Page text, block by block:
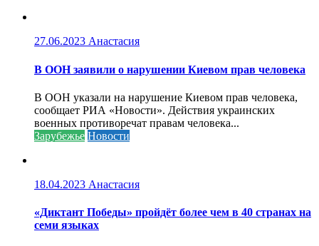
27.06.2023 Анастасия
В ООН заявили о нарушении Киевом прав человека
В ООН указали на нарушение Киевом прав человека,
сообщает РИА «Новости». Действия украинских
военных противоречат правам человека...
Зарубежье Новости
18.04.2023 Анастасия
«Диктант Победы» пройдёт более чем в 40 странах на
семи языках